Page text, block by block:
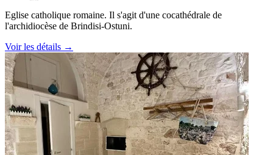
Eglise catholique romaine. Il s'agit d'une cocathédrale de
l'archidiocèse de Brindisi-Ostuni.
Voir les détails →